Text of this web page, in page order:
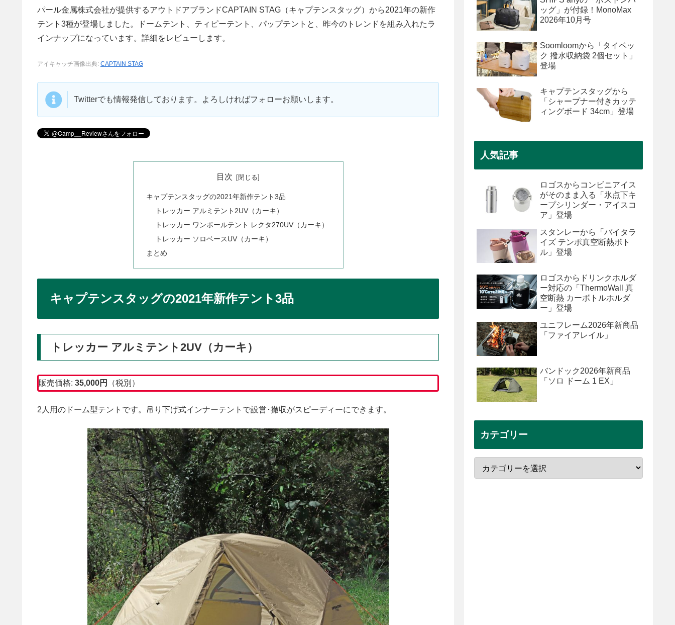
パール金属株式会社が提供するアウトドアブランドCAPTAIN STAG（キャプテンスタッグ）から2021年の新作
テント3種が登場しました。ドームテント、ティピーテント、パップテントと、昨今のトレンドを組み入れたラ
インナップになっています。詳細をレビューします。
アイキャッチ画像出典: CAPTAIN STAG
Twitterでも情報発信しております。よろしければフォローお願いします。
目次
キャプテンスタッグの2021年新作テント3品
トレッカー アルミテント2UV（カーキ）
トレッカー ワンポールテント レクタ270UV（カーキ）
トレッカー ソロベースUV（カーキ）
まとめ
キャプテンスタッグの2021年新作テント3品
トレッカー アルミテント2UV（カーキ）
販売価格: 35,000円 （税別）
2人用のドーム型テントです。吊り下げ式インナーテントで設営･撤収がスピーディーにできます。
ッグ」が付録！MonoMax
2026年10月号
Soomloomから「タイベッ
ク 撥水収納袋 2個セット」
登場
キャプテンスタッグから
「シャープナー付きカッテ
ィングボード 34cm」登場
人気記事
ロゴスからコンビニアイス
がそのまま入る「氷点下キ
ープシリンダー・アイスコ
ア」登場
スタンレーから「バイタラ
イズ テンポ真空断熱ボト
ル」登場
ロゴスからドリンクホルダ
ー対応の「ThermoWall 真
空断熱 カーボトルホルダ
ー」登場
ユニフレーム2026年新商品
「ファイアレイル」
バンドック2026年新商品
「ソロ ドーム 1 EX」
カテゴリー